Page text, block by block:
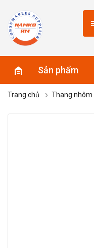
Sản phẩm
Trang chủ Thang nhôm